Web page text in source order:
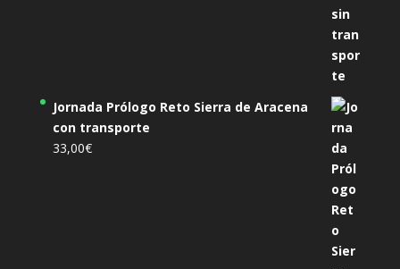
Jornada Prólogo Reto Sierra de Aracena
con transporte
33,00€